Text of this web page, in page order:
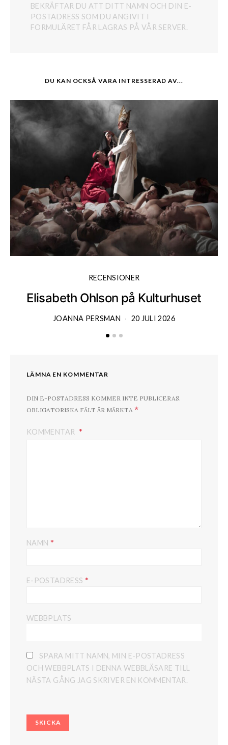
BEKRÄFTAR DU ATT DITT NAMN OCH DIN E-
POSTADRESS SOM DU ANGIVIT I
FORMULÄRET FÅR LAGRAS PÅ VÅR SERVER.
DU KAN OCKSÅ VARA INTRESSERAD AV...
RECENSIONER
Elisabeth Ohlson på Kulturhuset
JOANNA PERSMAN 20 JULI 2026
LÄMNA EN KOMMENTAR
DIN E-POSTADRESS KOMMER INTE PUBLICERAS.
OBLIGATORISKA FÄLT ÄR MÄRKTA *
KOMMENTAR
NAMN *
E-POSTADRESS *
WEBBPLATS
SPARA MITT NAMN, MIN E-POSTADRESS
OCH WEBBPLATS I DENNA WEBBLÄSARE TILL
NÄSTA GÅNG JAG SKRIVER EN KOMMENTAR.